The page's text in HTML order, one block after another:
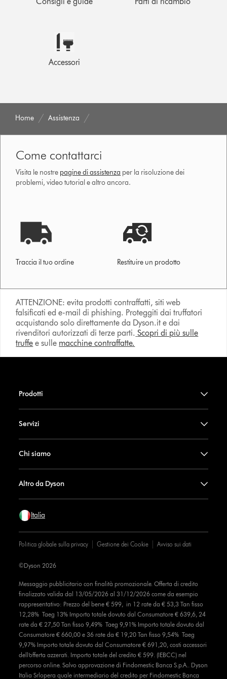
Accessori
Home Assistenza
Come contattarci
Visita le nostre pagine di assistenza per la risoluzione dei
problemi, video tutorial e altro ancora.
Traccia il tuo ordine Restituire un prodotto
ATTENZIONE: evita prodotti contraffatti, siti web
falsificati ed e-mail di phishing. Proteggiti dai truffatori
acquistando solo direttamente da Dyson.it e dai
rivenditori autorizzati di terze parti. Scopri di più sulle
truffe e sulle macchine contraffatte.
Prodotti
Servizi
Chi siamo
Altro da Dyson
Italia
Politica globale sulla privacy Gestione dei Cookie Avviso sui dati
Messaggio pubblicitario con finalità promozionale. Offerta di credito
finalizzato valida dal 13/05/2026 al 31/12/2026 come da esempio
rappresentativo: Prezzo del bene € 599, in 12 rate da € 53,3 Tan fisso
12,28% Taeg 13% Importo totale dovuto dal Consumatore € 639,6, 24
rate da € 27,50 Tan fisso 9,49% Taeg 9,91% Importo totale dovuto dal
Consumatore € 660,00 e 36 rate da € 19,20 Tan fisso 9,54% Taeg
9,97% Importo totale dovuto dal Consumatore € 691,20, costi accessori
dell’offerta azzerati. Importo totale del credito € 599. (IEBCC) nel
percorso online. Salvo approvazione di Findomestic Banca S.p.A.. Dyson
Italia Srlopera quale intermediario del credito per Findomestic Banca
©Dyson 2026